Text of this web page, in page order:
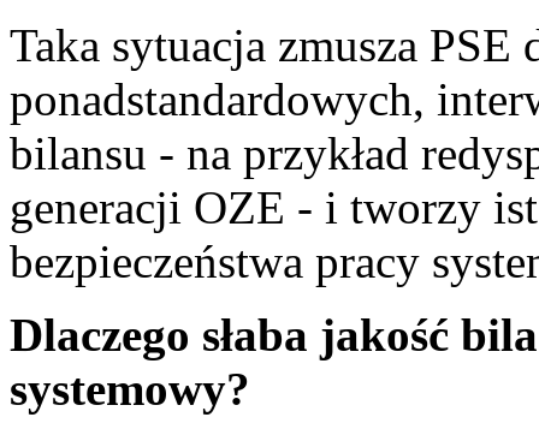
Taka sytuacja zmusza PSE
ponadstandardowych,
bilansu - na przykład
generacji OZE - i tworzy
bezpieczeństwa pracy
Dlaczego słaba jakość
systemowy?